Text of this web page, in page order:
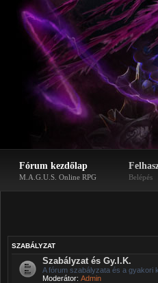
Fórum kezdőlap
M.A.G.U.S. Online RPG Belépés
SZABÁLYZAT
Szabályzat és Gy.I.K.
A fórum szabályzata és a gyakori
Moderátor: Admin